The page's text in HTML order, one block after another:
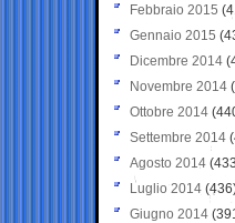
Febbraio 2015
Gennaio 2015
Dicembre 2014
Novembre 2014
Ottobre 2014
Settembre 2014
Agosto 2014
Luglio 2014
Giugno 2014